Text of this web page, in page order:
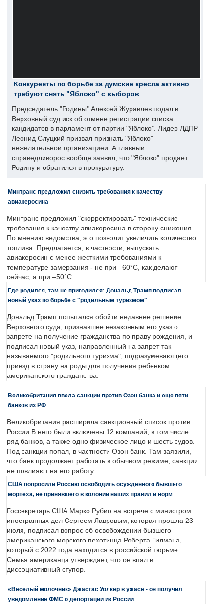
Конкуренты по борьбе за думские кресла активно
требуют снять "Яблоко" с выборов
Председатель "Родины" Алексей Журавлев подал в
Верховный суд иск об отмене регистрации списка
кандидатов в парламент от партии "Яблоко". Лидер ЛДПР
Леонид Слуцкий призвал признать "Яблоко"
нежелательной организацией. А главный
справедливорос вообще заявил, что "Яблоко" продает
Родину и обратился в прокуратуру.
Минтранс предложил снизить требования к качеству
авиакеросина
Минтранс предложил "скорректировать" технические
требования к качеству авиакеросина в сторону снижения.
По мнению ведомства, это позволит увеличить количество
топлива. Предлагается, в частности, выпускать
авиакеросин с менее жесткими требованиями к
температуре замерзания - не при –60°C, как делают
сейчас, а при –50°C.
Где родился, там не пригодился: Дональд Трамп подписал
новый указ по борьбе с "родильным туризмом"
Дональд Трамп попытался обойти недавнее решение
Верховного суда, признавшее незаконным его указ о
запрете на получение гражданства по праву рождения, и
подписал новый указ, направленный на запрет так
называемого "родильного туризма", подразумевающего
приезд в страну на роды для получения ребенком
американского гражданства.
Великобритания ввела санкции против Озон банка и еще пяти
банков из РФ
Великобритания расширила санкционный список против
России.В него были включены 12 компаний, в том числе
ряд банков, а также одно физическое лицо и шесть судов.
Под санкции попал, в частности Озон банк. Там заявили,
что банк продолжает работать в обычном режиме, санкции
не повлияют на его работу.
США попросили Россию освободить осужденного бывшего
морпеха, не принявшего в колонии наших правил и норм
Госсекретарь США Марко Рубио на встрече с министром
иностранных дел Сергеем Лавровым, которая прошла 23
июля, подписал вопрос об освобождении бывшего
американского морского пехотинца Роберта Гилмана,
который с 2022 года находится в российской тюрьме.
Семья американца утверждает, что он впал в
диссоциативный ступор.
«Веселый молочник» Джастас Уолкер в ужасе - он получил
уведомление ФМС о депортации из России